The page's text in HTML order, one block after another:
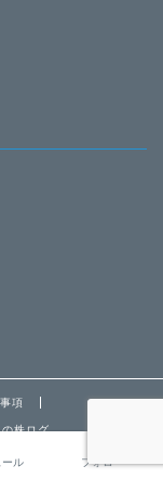
項
株ログ
ール フォロー